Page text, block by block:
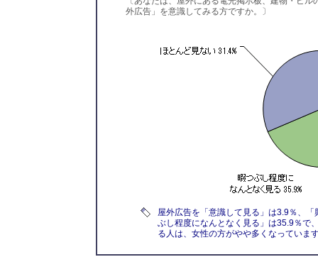
外広告」を意識してみる方ですか。〕
屋外広告を「意識して見る」は3.9％、
ぶし程度になんとなく見る」は35.9％で
る人は、女性の方がやや多くなっていま